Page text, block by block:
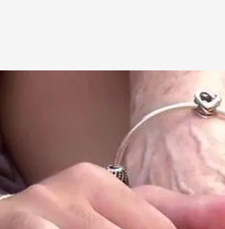
y tener una
fundamental